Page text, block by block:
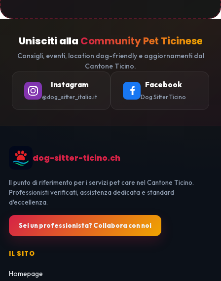
Unisciti alla Community Pet Ticinese
Consigli, eventi, location dog-friendly e aggiornamenti dal
Cantone Ticino.
Instagram
@dog_sitter_italia.it
Facebook
Dog Sitter Ticino
dog-sitter-ticino.ch
Il punto di riferimento per i servizi pet care nel Cantone Ticino.
Professionisti verificati, assistenza dedicata e standard
d'eccellenza.
Sei un professionista? Collabora con noi
IL SITO
Homepage